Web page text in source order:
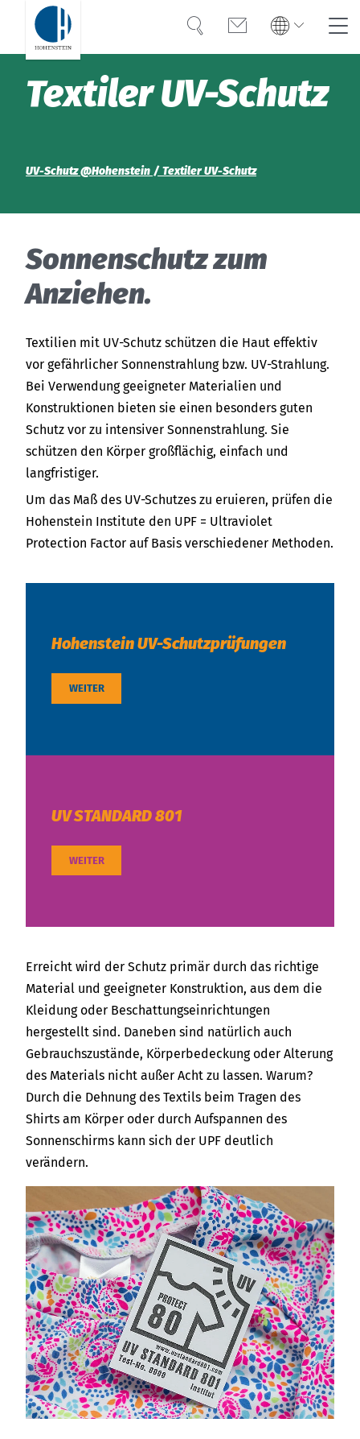
SucheKontakt
English Deutsch
Suche
FAQ
UV-Schutz @Hohenstein Textiler UV-Schutz
Textiler UV-Schutz
Sonnenschutz zum
Anziehen.
Textilien mit UV-Schutz schützen die Haut effektiv
vor gefährlicher Sonnenstrahlung bzw. UV-Strahlung.
Bei Verwendung geeigneter Materialien und
Konstruktionen bieten sie einen besonders guten
Schutz vor zu intensiver Sonnenstrahlung. Sie
schützen den Körper großflächig, einfach und
langfristiger.
Um das Maß des UV-Schutzes zu eruieren, prüfen die
Hohenstein Institute den UPF = Ultraviolet
Protection Factor auf Basis verschiedener Methoden.
Hohenstein UV-Schutzprüfungen
WEITER
UV STANDARD 801
WEITER
Erreicht wird der Schutz primär durch das richtige
Material und geeigneter Konstruktion, aus dem die
Kleidung oder Beschattungseinrichtungen
hergestellt sind. Daneben sind natürlich auch
Gebrauchszustände, Körperbedeckung oder Alterung
des Materials nicht außer Acht zu lassen. Warum?
Durch die Dehnung des Textils beim Tragen des
Shirts am Körper oder durch Aufspannen des
Sonnenschirms kann sich der UPF deutlich
verändern.